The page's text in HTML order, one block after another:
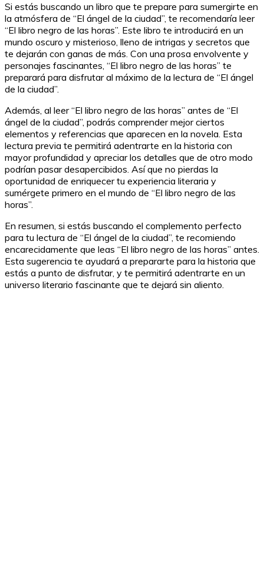
Si estás buscando un libro que te prepare para sumergirte en
la atmósfera de “El ángel de la ciudad”, te recomendaría leer
“El libro negro de las horas”. Este libro te introducirá en un
mundo oscuro y misterioso, lleno de intrigas y secretos que
te dejarán con ganas de más. Con una prosa envolvente y
personajes fascinantes, “El libro negro de las horas” te
preparará para disfrutar al máximo de la lectura de “El ángel
de la ciudad”.
Además, al leer “El libro negro de las horas” antes de “El
ángel de la ciudad”, podrás comprender mejor ciertos
elementos y referencias que aparecen en la novela. Esta
lectura previa te permitirá adentrarte en la historia con
mayor profundidad y apreciar los detalles que de otro modo
podrían pasar desapercibidos. Así que no pierdas la
oportunidad de enriquecer tu experiencia literaria y
sumérgete primero en el mundo de “El libro negro de las
horas”.
En resumen, si estás buscando el complemento perfecto
para tu lectura de “El ángel de la ciudad”, te recomiendo
encarecidamente que leas “El libro negro de las horas” antes.
Esta sugerencia te ayudará a prepararte para la historia que
estás a punto de disfrutar, y te permitirá adentrarte en un
universo literario fascinante que te dejará sin aliento.